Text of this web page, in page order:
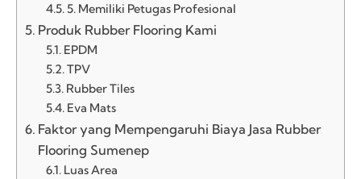
5. Memiliki Petugas Profesional
Produk Rubber Flooring Kami
EPDM
TPV
Rubber Tiles
Eva Mats
Faktor yang Mempengaruhi Biaya Jasa Rubber
Flooring Sumenep
Luas Area